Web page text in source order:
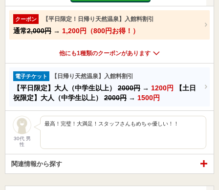
クーポン 【平日限定！日帰り天然温泉】入館料割引
通常2,000円 → 1,200円（800円お得！）
他にも1種類のクーポンがあります
電子チケット 【日帰り天然温泉】入館料割引
【平日限定】大人（中学生以上） 2000円 → 1200円
【土日
祝限定】大人（中学生以上） 2000円 → 1500円
30代 男
性
最高！完璧！大満足！スタッフさんもめちゃ優しい！！
関連情報から探す